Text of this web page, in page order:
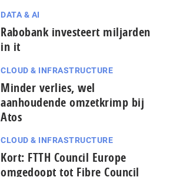
DATA & AI
Rabobank investeert miljarden
in it
CLOUD & INFRASTRUCTURE
Minder verlies, wel
aanhoudende omzetkrimp bij
Atos
CLOUD & INFRASTRUCTURE
Kort: FTTH Council Europe
omgedoopt tot Fibre Council